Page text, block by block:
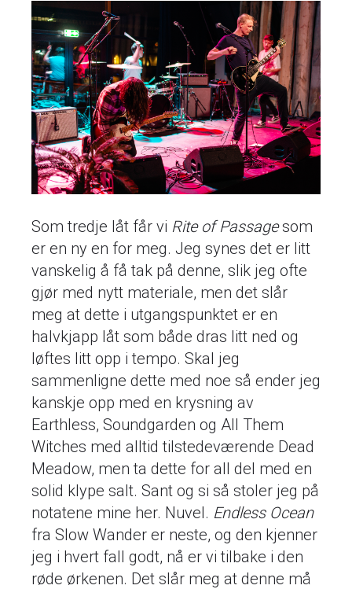
Som tredje låt får vi Rite of Passagesom
er en ny en for meg. Jeg synes det er litt
vanskelig å få tak på denne, slik jeg ofte
gjør med nytt materiale, men det slår
meg at dette i utgangspunktet er en
halvkjapp låt som både dras litt ned og
løftes litt opp i tempo. Skal jeg
sammenligne dette med noe så ender jeg
kanskje opp med en krysning av
Earthless, Soundgarden og All Them
Witches med alltid tilstedeværende Dead
Meadow, men ta dette for all del med en
solid klype salt. Sant og si så stoler jeg på
notatene mine her. Nuvel. Endless Ocean
fra Slow Wander er neste, og den kjenner
jeg i hvert fall godt, nå er vi tilbake i den
røde ørkenen. Det slår meg at denne må